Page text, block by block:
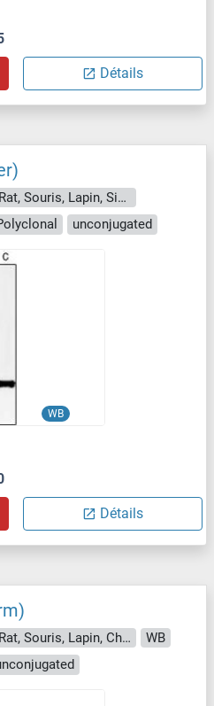
Détails
Reactivité: Humain, Rat, Souris, Lapin, Singe
unconjugated
WB
Détails
Reactivité: Humain, Rat, Souris, Lapin, Chien, Boeuf (Vache), Cheval
WB